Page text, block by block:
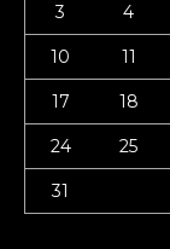
3 4
10 11
17 18
24 25
31